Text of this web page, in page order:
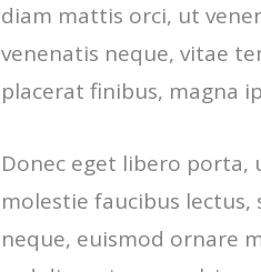
diam mattis orci, ut
venenatis neque, vitae
placerat finibus, magna
Donec eget libero
molestie faucibus
neque, euismod ornare